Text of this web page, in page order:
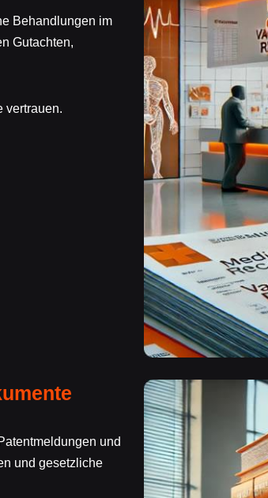
Behandlungen im
Gutachten,
vertrauen.
und
und gesetzliche